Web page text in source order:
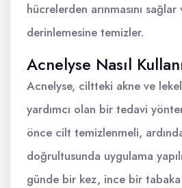
hücrelerden arınmasını
derinlemesine temizler.
Acnelyse Nasıl
Acnelyse, ciltteki akne ve
yardımcı olan bir tedavi
önce cilt temizlenmeli,
doğrultusunda uygulama
günde bir kez, ince bir